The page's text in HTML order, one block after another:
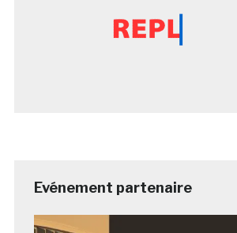
Evénement partenaire